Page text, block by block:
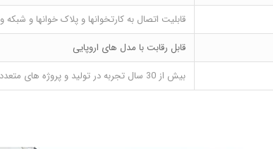
قابلیت اتصال به کارتخوانها و پلاک خوانها و شبکه و RFID
قابل رقابت با مدل های اروپایی
بیش از 30 سال تجربه در تولید و پروژه های متعدد